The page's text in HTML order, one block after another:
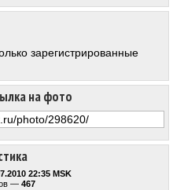
22:35 MSK
— 467
на фото
зарегистрированные